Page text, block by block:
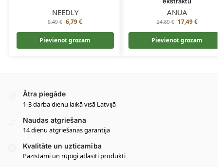
NEEDLY
9,49€ 6,79€
Pievienot grozam
ANUA
24,89€ 17,49€
Pievienot grozam
Ātra piegāde
1-3 darba dienu laikā visā Latvijā
Naudas atgriešana
14 dienu atgriešanas garantija
Kvalitāte un uzticamība
Pazīstami un rūpīgi atlasīti produkti